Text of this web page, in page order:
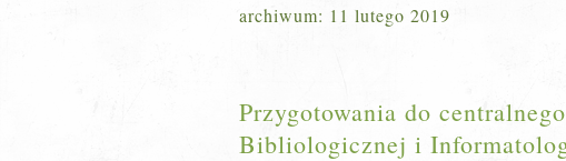
archiwum: 11 lutego 2019
Przygotowania do
Bibliologicznej i